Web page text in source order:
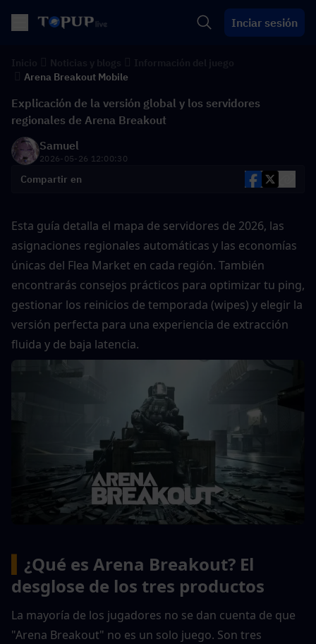
Inciar sesión
Arena Breakout Mobile
Explicación de la versión global y los servidores
regionales de Arena Breakout
Samuel
2026-05-26 12:00:30
Compartir en
Esta guía detalla el mapa de servidores de 2026, las
asignaciones regionales automáticas y las economías
únicas del Flea Market en cada región. También
encontrarás consejos prácticos para optimizar tu ping,
gestionar los reinicios de temporada (wipes) y elegir la
versión perfecta para una experiencia de extracción
fluida y de baja latencia.
¿Qué es Arena Breakout? El
desglose de los tres productos
La mayoría de los jugadores no se dan cuenta de que
"Arena Breakout" no es un solo juego. Son tres